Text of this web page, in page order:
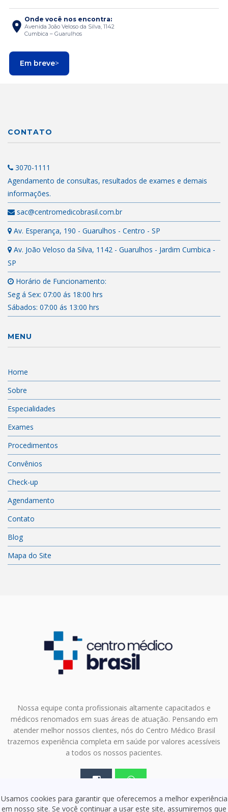
Onde você nos encontra:
Avenida João Veloso da Silva, 1142
Cumbica – Guarulhos
Em breve>
CONTATO
3070-1111
Agendamento de consultas, resultados de exames e demais
informações.
sac@centromedicobrasil.com.br
Av. Esperança, 190 - Guarulhos - Centro - SP
Av. João Veloso da Silva, 1142 - Guarulhos - Jardim Cumbica -
SP
Horário de Funcionamento:
Seg á Sex: 07:00 ás 18:00 hrs
Sábados: 07:00 ás 13:00 hrs
MENU
Home
Sobre
Especialidades
Exames
Procedimentos
Convênios
Check-up
Agendamento
Contato
Blog
Mapa do Site
Nossa equipe conta profissionais altamente capacitados e
médicos renomados em suas áreas de atuação. Pensando em
atender melhor nossos clientes, nós do Centro Médico Brasil
trazemos experiência completa em saúde por valores acessíveis
a todos os nossos pacientes.
Usamos cookies para garantir que oferecemos a melhor experiência
em nosso site. Se você continuar a usar este site, assumiremos que